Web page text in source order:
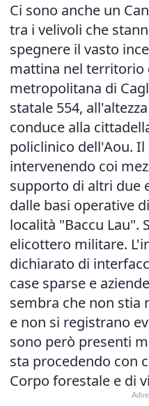
Ci sono anche un
tra i velivoli che
spegnere il vasto
mattina nel territorio
metropolitana di
statale 554,
conduce alla
policlinico dell'Aou. Il
intervenendo coi
supporto di altri due
dalle basi operative
località "Baccu Lau".
elicottero militare.
dichiarato di
case sparse e
sembra che non stia
e non si registrano
sono però presenti
sta procedendo con
Corpo forestale e di